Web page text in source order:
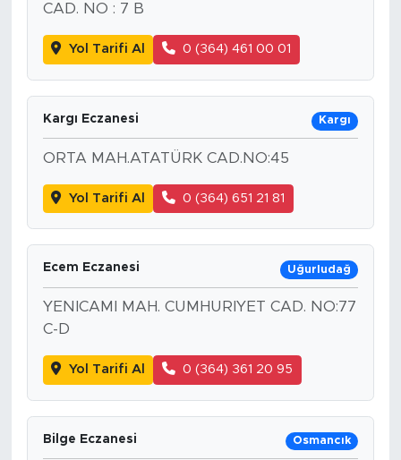
CAD. NO : 7 B
Yol Tarifi Al 0 (364) 461 00 01
Kargı Eczanesi Kargı
ORTA MAH.ATATÜRK CAD.NO:45
Yol Tarifi Al 0 (364) 651 21 81
Ecem Eczanesi Uğurludağ
YENICAMI MAH. CUMHURIYET CAD. NO:77
C-D
Yol Tarifi Al 0 (364) 361 20 95
Bilge Eczanesi Osmancık